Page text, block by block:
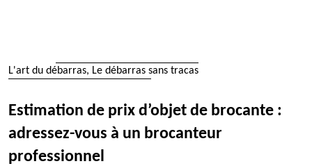
L'art du débarras, Le débarras sans tracas
Estimation de prix d’objet de brocante :
adressez-vous à un brocanteur
professionnel